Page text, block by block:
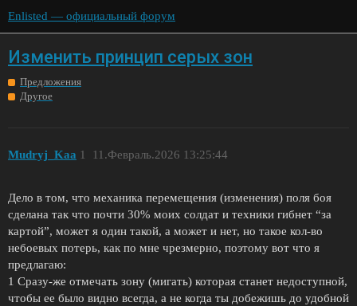
Enlisted — официальный форум
Изменить принцип серых зон
Предложения
Другое
Mudryj_Kaa 11.Февраль.2026 13:25:44
1
Дело в том, что механика перемещения (изменения) поля боя
сделана так что почти 30% моих солдат и техники гибнет “за
картой”, может я один такой, а может и нет, но такое кол-во
небоевых потерь, как по мне чрезмерно, поэтому вот что я
предлагаю:
1 Сразу-же отмечать зону (мигать) которая станет недоступной,
чтобы ее было видно всегда, а не когда ты добежишь до удобной